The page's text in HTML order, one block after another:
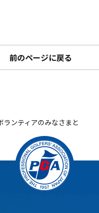
前のページに戻る
ランティアのみなさまと